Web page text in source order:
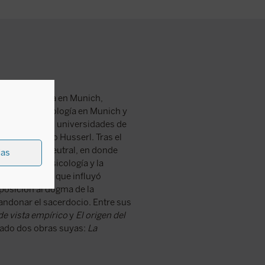
filosofía en Munich,
también teología en Munich y
en las universidades de
Meinong o Husserl. Tras el
la Suiza neutral, en donde
la psicología y la
tesis que influyó
al dogma de la
el sacerdocio. Entre sus
vista empíricoy El origen del
dos obras suyas: La